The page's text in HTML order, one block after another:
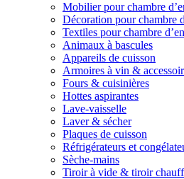
Mobilier pour chambre
Décoration pour chambre
Textiles pour chambre
Animaux à bascules
Appareils de cuisson
Armoires à vin &
Fours & cuisinières
Hottes aspirantes
Lave-vaisselle
Laver & sécher
Plaques de cuisson
Réfrigérateurs et
Sèche-mains
Tiroir à vide & tiroir